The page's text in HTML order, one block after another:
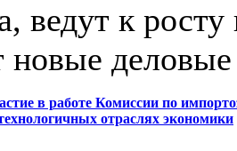
ведут к
новые
в работе Комиссии по
отраслях экономики